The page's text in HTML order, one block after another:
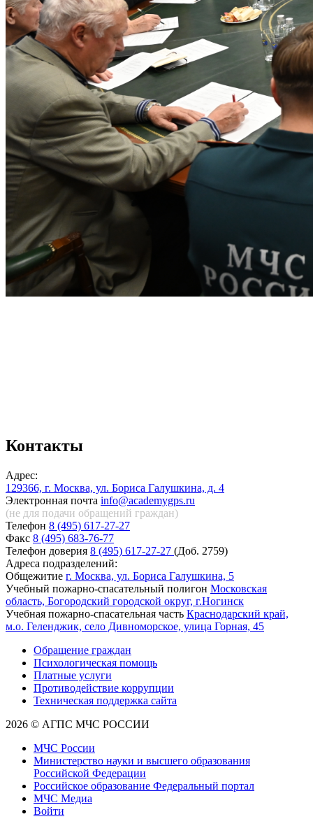
Контакты
Адрес:
129366, г. Москва, ул. Бориса Галушкина, д. 4
Электронная почта info@academygps.ru
(не для подачи обращений граждан)
Телефон 8 (495) 617-27-27
Факс 8 (495) 683-76-77
Телефон доверия 8 (495) 617-27-27 (Доб. 2759)
Адреса подразделений:
Общежитие г. Москва, ул. Бориса Галушкина, 5
Учебный пожарно-спасательный полигон Московская
область, Богородский городской округ, г.Ногинск
Учебная пожарно-спасательная часть Краснодарский край,
м.о. Геленджик, село Дивноморское, улица Горная, 45
Обращение граждан
Психологическая помощь
Платные услуги
Противодействие коррупции
Техническая поддержка сайта
2026 © АГПС МЧС РОССИИ
МЧС России
Министерство науки и высшего образования
Российской Федерации
Российское образование Федеральный портал
МЧС Медиа
Войти